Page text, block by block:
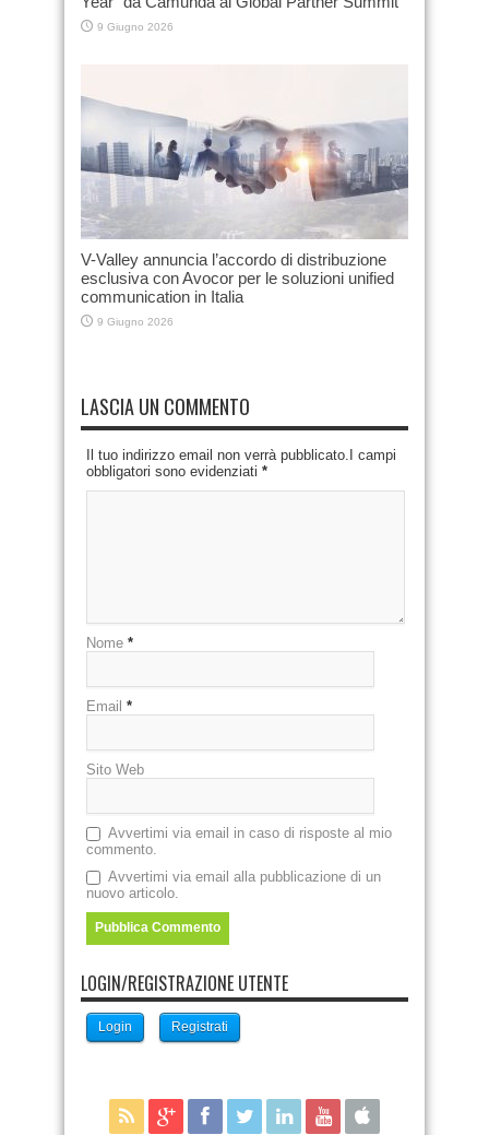
9 Giugno 2026
V-Valley annuncia l’accordo di distribuzione
esclusiva con Avocor per le soluzioni unified
communication in Italia
9 Giugno 2026
LASCIA UN COMMENTO
Il tuo indirizzo email non verrà pubblicato.I campi
obbligatori sono evidenziati *
Nome *
Email *
Sito Web
Avvertimi via email in caso di risposte al mio
commento.
Avvertimi via email alla pubblicazione di un
nuovo articolo.
LOGIN/REGISTRAZIONE UTENTE
Login Registrati